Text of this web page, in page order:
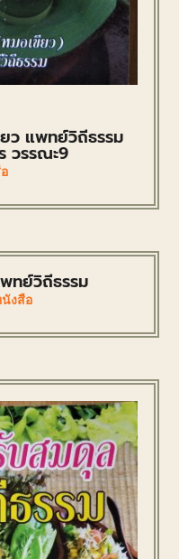
ว แพทย์วิถีธรรม
วรรณะ9
ทย์วิถีธรรม
งสือ